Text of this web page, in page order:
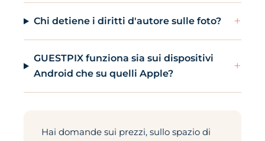
Chi detiene i diritti d'autore sulle foto? +
GUESTPIX funziona sia sui dispositivi
Android che su quelli Apple?
+
Hai domande sui prezzi, sullo spazio di